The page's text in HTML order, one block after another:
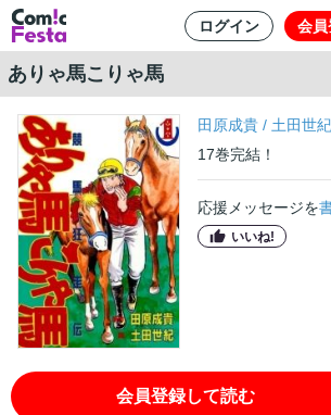
ログイン 会員
ありゃ馬こりゃ馬
田原成貴 / 土田世紀
17巻完結！
応援メッセージを
いいね!
会員登録して読む